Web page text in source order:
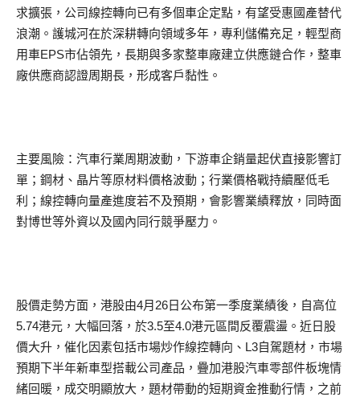
求擴張，公司線控轉向已有多個車企定點，有望受惠國產替代
浪潮。護城河在於深耕轉向領域多年，專利儲備充足，輕型商
用車EPS市佔領先，長期與多家整車廠建立供應鏈合作，整車
廠供應商認證周期長，形成客戶黏性。
主要風險：汽車行業周期波動，下游車企銷量起伏直接影響訂
單；鋼材、晶片等原材料價格波動；行業價格戰持續壓低毛
利；線控轉向量產進度若不及預期，會影響業績釋放，同時面
對博世等外資以及國內同行競爭壓力。
股價走勢方面，港股由4月26日公布第一季度業績後，自高位
5.74港元，大幅回落，於3.5至4.0港元區間反覆震盪。近日股
價大升，催化因素包括市場炒作線控轉向、L3自駕題材，市場
預期下半年新車型搭載公司產品，疊加港股汽車零部件板塊情
緒回暖，成交明顯放大，題材帶動的短期資金推動行情，之前